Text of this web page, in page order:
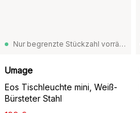
Nur begrenzte Stückzahl vorrätig
Umage
Eos Tischleuchte mini, Weiß-
Bürsteter Stahl